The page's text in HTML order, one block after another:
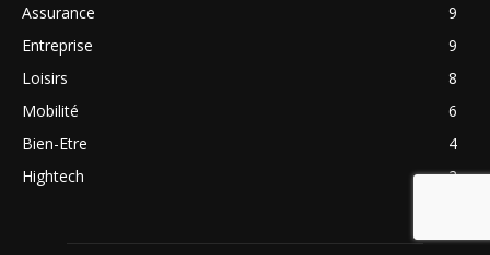
Assurance
9
Entreprise
9
Loisirs
8
Mobilité
6
Bien-Etre
4
Hightech
2